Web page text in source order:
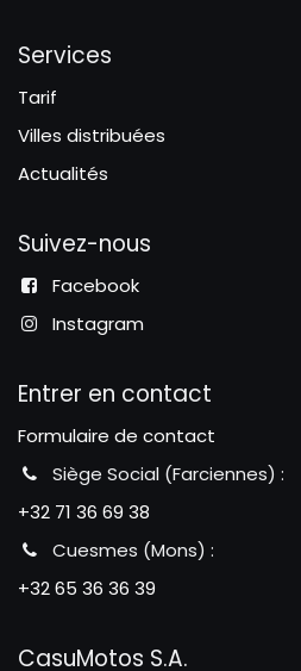
Services
Tarif
Villes distribuées
Actualités
Suivez-nous
Facebook
Instagram
Entrer en contact
Formulaire de contact
Siège Social (Farciennes) :
+32 71 36 69 38
Cuesmes (Mons) :
+32 65 36 36 39
CasuMotos S.A.